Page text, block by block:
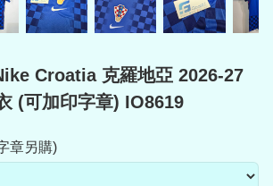
Croatia 克羅地亞 2026-27
(可加印字章) IO8619
章另購)